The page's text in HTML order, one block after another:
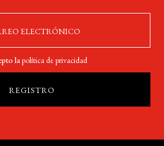
lapolítica de privacidad